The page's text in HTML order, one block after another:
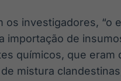
os investigadores, “o
importação de
químicos, que eram
mistura